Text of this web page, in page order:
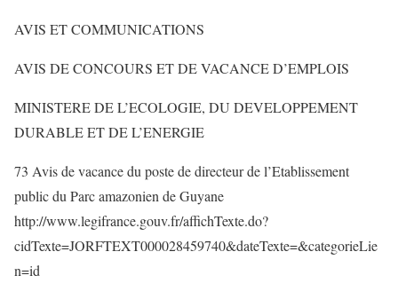
AVIS ET COMMUNICATIONS
AVIS DE CONCOURS ET DE VACANCE D’EMPLOIS
MINISTERE DE L’ECOLOGIE, DU DEVELOPPEMENT
DURABLE ET DE L’ENERGIE
73 Avis de vacance du poste de directeur de l’Etablissement
public du Parc amazonien de Guyane
http://www.legifrance.gouv.fr/affichTexte.do?
cidTexte=JORFTEXT000028459740&dateTexte=&categorieLie
n=id